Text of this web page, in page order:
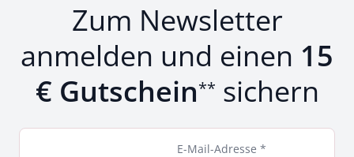
Zum Newsletter
anmelden und einen 15
€ Gutschein** sichern
E-Mail-Adresse *